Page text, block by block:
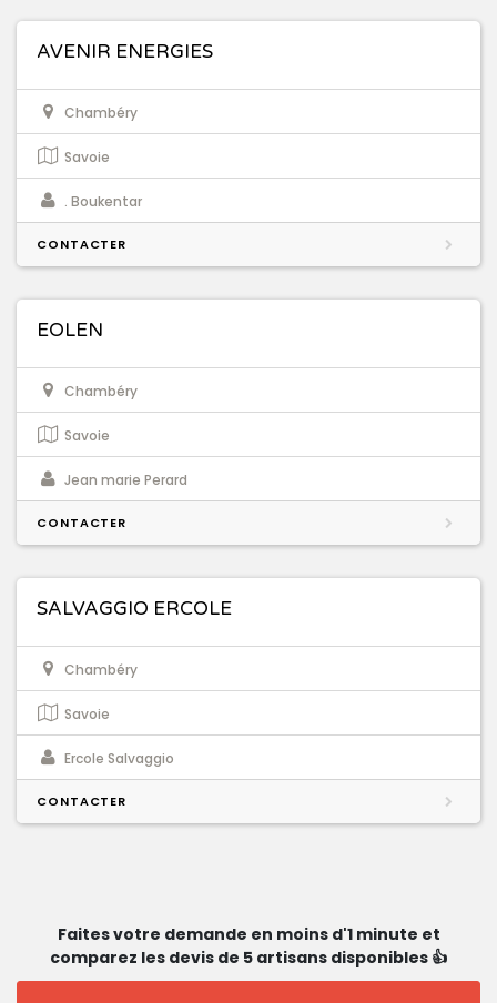
AVENIR ENERGIES
Chambéry
Savoie
. Boukentar
CONTACTER
EOLEN
Chambéry
Savoie
Jean marie Perard
CONTACTER
SALVAGGIO ERCOLE
Chambéry
Savoie
Ercole Salvaggio
CONTACTER
Faites votre demande en moins d'1 minute et
comparez les devis de 5 artisans disponibles 👍